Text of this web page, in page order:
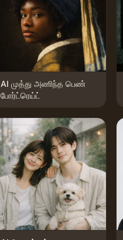
AI முத்து அணிந்த பெண்
போர்ட்ரெய்ட்